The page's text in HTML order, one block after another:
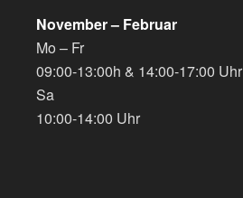
November – Februar
Mo – Fr
09:00-13:00h & 14:00-17:00 Uhr
Sa
10:00-14:00 Uhr